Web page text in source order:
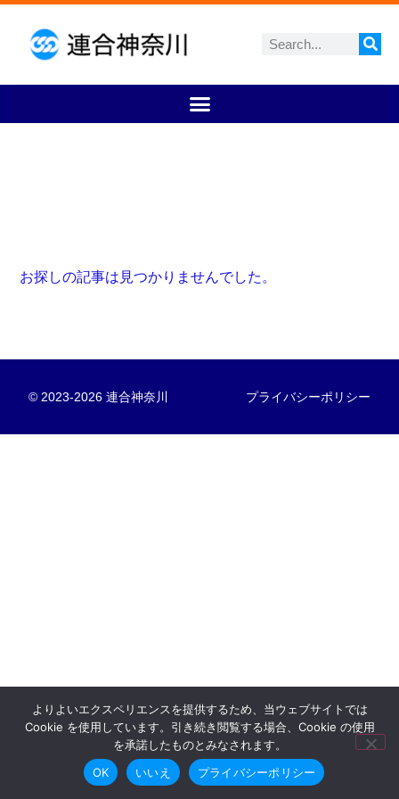
お探しの記事は見つかりませんでした。
© 2023-2026 連合神奈川 プライバシーポリシー
よりよいエクスペリエンスを提供するため、当ウェブサイトでは
Cookie を使用しています。引き続き閲覧する場合、Cookie の使用
を承諾したものとみなされます。
OK
いいえ プライバシーポリシー